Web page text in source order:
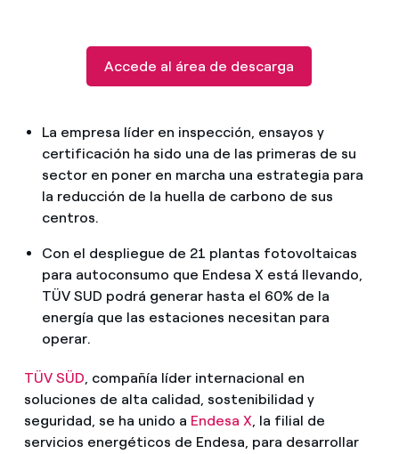
Accede al área de descarga
La empresa líder en inspección, ensayos y
certificación ha sido una de las primeras de su
sector en poner en marcha una estrategia para
la reducción de la huella de carbono de sus
centros.
Con el despliegue de 21 plantas fotovoltaicas
para autoconsumo que Endesa X está llevando,
TÜV SUD podrá generar hasta el 60% de la
energía que las estaciones necesitan para
operar.
TÜV SÜD, compañía líder internacional en
soluciones de alta calidad, sostenibilidad y
seguridad, se ha unido a Endesa X, la filial de
servicios energéticos de Endesa, para desarrollar